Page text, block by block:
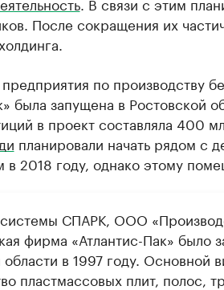
После сокращения их
по производству
была запущена в Ростовской
в проект составляла 400
планировали начать рядом с
в 2018 году, однако этому
СПАРК, ООО
фирма «Атлантис-Пак» было
области в 1997 году. Основной
пластмассовых плит, полос,